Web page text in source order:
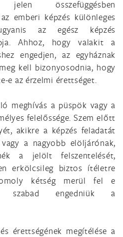
összefüggésben
emberi képzés különleges
az egész képzés
Ahhoz, hogy valakit a
engedjen, az egyháznak
kell bizonyosodnia, hogy
e az érzelmi érettséget.
meghívás a püspök vagy a
fele­lőssége. Szem előtt
akikre a képzés feladatát
a nagyobb elöljárónak,
a jelölt felszentelését,
erkölcsileg biztos ítéletre
kétség merül fel e
szabad engedniük a
érettségének megítélése a